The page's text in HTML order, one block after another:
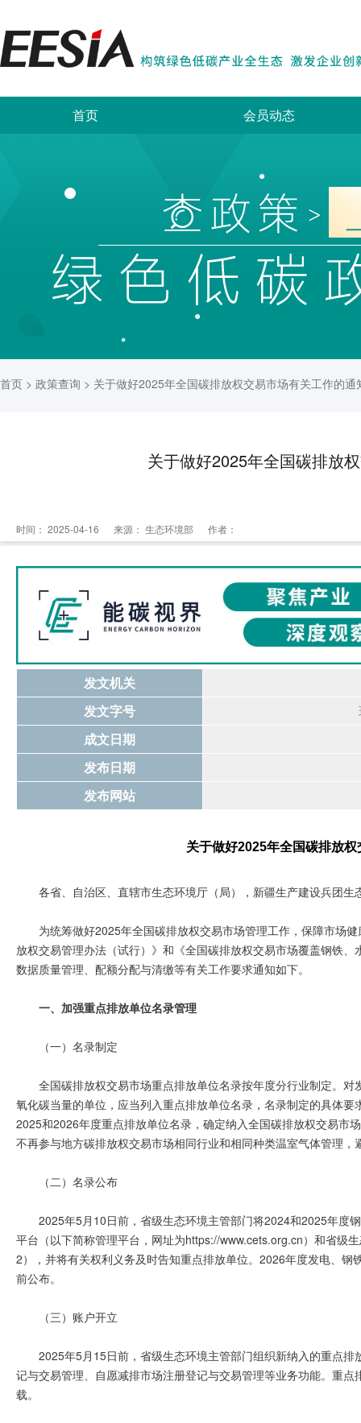
首页 会员动态
首页 > 政策查询 > 关于做好2025年全国碳排放权交易市场有关工作的通
关于做好2025年全国碳排放
时间： 2025-04-16 来源： 生态环境部 作者：
发文机关
发文字号
成文日期
发布日期
发布网站
关于做好2025年全国碳排放
各省、自治区、直辖市生态环境厅（局），新疆生产建设兵团生
为统筹做好2025年全国碳排放权交易市场管理工作，保障市场
放权交易管理办法（试行）》和《全国碳排放权交易市场覆盖钢铁
数据质量管理、配额分配与清缴等有关工作要求通知如下。
一、加强重点排放单位名录管理
（一）名录制定
全国碳排放权交易市场重点排放单位名录按年度分行业制定。
氧化碳当量的单位，应当列入重点排放单位名录，名录制定的具体
2025和2026年度重点排放单位名录，确定纳入全国碳排放权交易市
不再参与地方碳排放权交易市场相同行业和相同种类温室气体管理，
（二）名录公布
2025年5月10日前，省级生态环境主管部门将2024和2025年度
平台（以下简称管理平台，网址为https://www.cets.org.cn）和省级
2），并将有关权利义务及时告知重点排放单位。2026年度发电、
前公布。
（三）账户开立
2025年5月15日前，省级生态环境主管部门组织新纳入的重点
记与交易管理、自愿减排市场注册登记与交易管理等业务功能。重
载。